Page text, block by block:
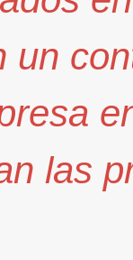
un
las